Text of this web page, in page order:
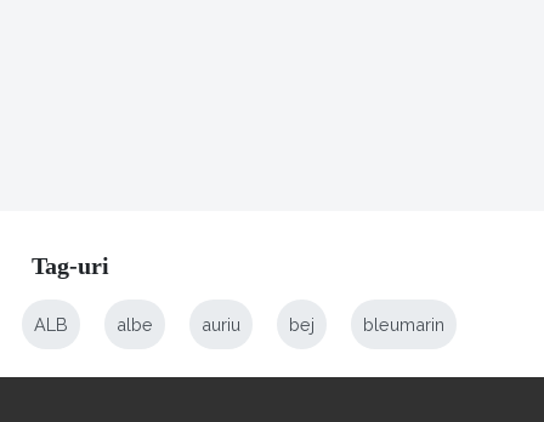
Tag-uri
ALB albe auriu bej bleumarin